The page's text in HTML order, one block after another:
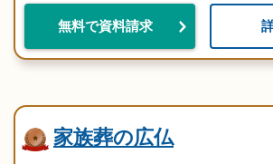
無料で資料請求
家族葬の広仏